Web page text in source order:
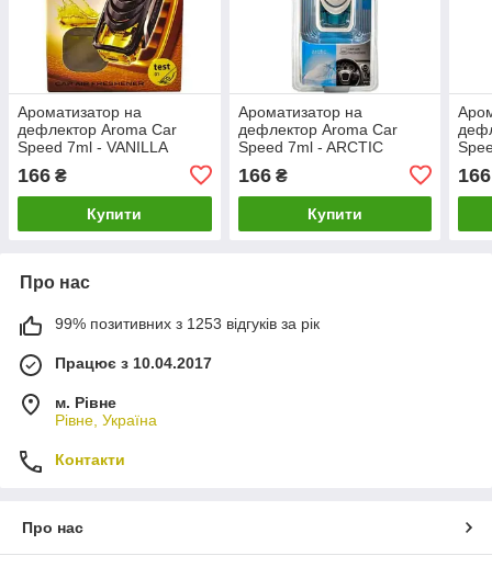
Ароматизатор на
дефлектор Aroma Car
Speed 7ml - VANILLA
166 ₴
Купити
Ароматизатор на
дефлектор Aroma Car
Speed 7ml - ARCTIC
166₴
Купити
166
Про нас
99% позитивних з 1253 відгуків за рік
Працює з 10.04.2017
м. Рівне
Рівне, Україна
Контакти
Про нас